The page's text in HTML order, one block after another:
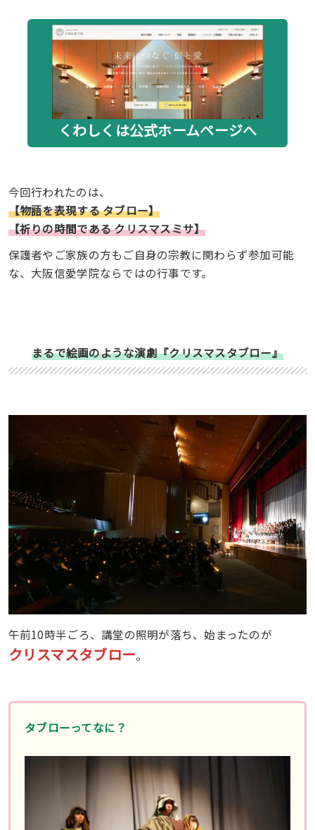
くわしくは公式ホームページへ
今回行われたのは、
【物語を表現する タブロー】
【祈りの時間である クリスマスミサ】
保護者やご家族の方もご自身の宗教に関わらず参加可能
な、大阪信愛学院ならではの行事です。
まるで絵画のような演劇『クリスマスタブロー』
午前10時半ごろ、講堂の照明が落ち、始まったのが
クリスマスタブロー。
タブローってなに？